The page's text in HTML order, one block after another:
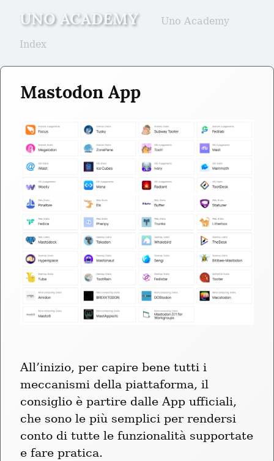
UNO ACADEMY
Uno Academy
Index
Mastodon App
All’inizio, per capire bene tutti i
meccanismi della piattaforma, il
consiglio è partire dalle App ufficiali,
che sono le più semplici per rendersi
conto di tutte le funzionalità supportate
e fare pratica.